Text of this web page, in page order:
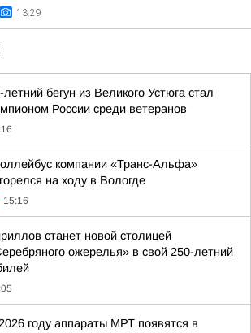
13:29
летний бегун из Великого Устюга стал
России среди ветеранов
компании «Транс-Альфа»
на ходу в Вологде
15:16
станет новой столицей
ожерелья» в свой 250-летний
году аппараты МРТ появятся в